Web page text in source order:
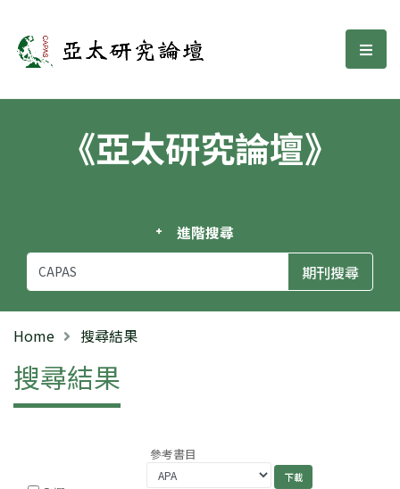
亞太研究論壇 選
《亞太研究論壇》
進階搜尋
Home 搜尋結果
搜尋結果
參考書目